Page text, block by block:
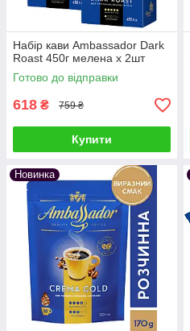
Набір кави Ambassador Dark
Roast 450г мелена х 2шт
Готово до відправки
618 ₴ 759 ₴
Купити
Новинка